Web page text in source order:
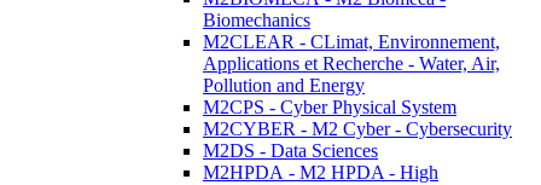
Biomechanics
M2CLEAR - CLimat, Environnement,
Applications et Recherche - Water, Air,
Pollution and Energy
M2CPS - Cyber Physical System
M2CYBER - M2 Cyber - Cybersecurity
M2DS - Data Sciences
M2HPDA - M2 HPDA - High